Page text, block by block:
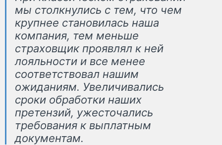
мы столкнулись с тем, что чем
крупнее становилась наша
компания, тем меньше
страховщик проявлял к ней
лояльности и все менее
соответствовал нашим
ожиданиям. Увеличивались
сроки обработки наших
претензий, ужесточались
требования к выплатным
документам.